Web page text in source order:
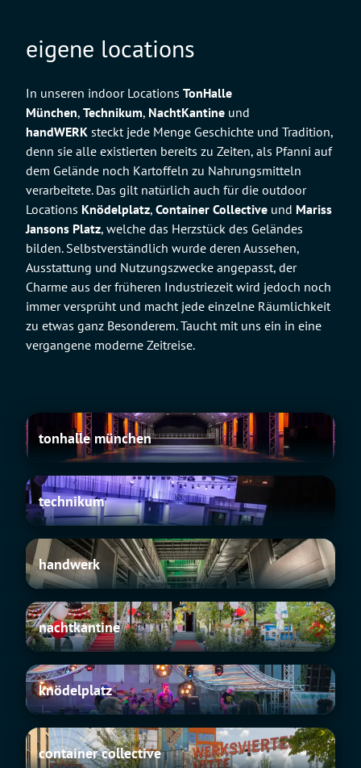
eigene locations
In unseren indoor Locations TonHalle
München, Technikum, NachtKantine und
handWERK steckt jede Menge Geschichte und Tradition,
denn sie alle existierten bereits zu Zeiten, als Pfanni auf
dem Gelände noch Kartoffeln zu Nahrungsmitteln
verarbeitete. Das gilt natürlich auch für die outdoor
Locations Knödelplatz, Container Collective und Mariss
Jansons Platz, welche das Herzstück des Geländes
bilden. Selbstverständlich wurde deren Aussehen,
Ausstattung und Nutzungszwecke angepasst, der
Charme aus der früheren Industriezeit wird jedoch noch
immer versprüht und macht jede einzelne Räumlichkeit
zu etwas ganz Besonderem. Taucht mit uns ein in eine
vergangene moderne Zeitreise.
tonhalle
münchen
tonhalle münchen
technikum
technikum
handwerk
handwerk
nachtkantine
nachtkantine
knödelplatz
knödelplatz
container
collective
container collective